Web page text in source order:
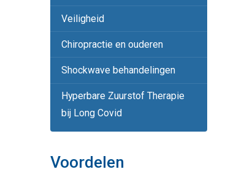
Veiligheid
Chiropractie en ouderen
Shockwave behandelingen
Hyperbare Zuurstof Therapie
bij Long Covid
Voordelen